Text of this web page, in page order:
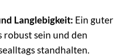
Langlebigkeit: Ein guter
sein und den
standhalten.